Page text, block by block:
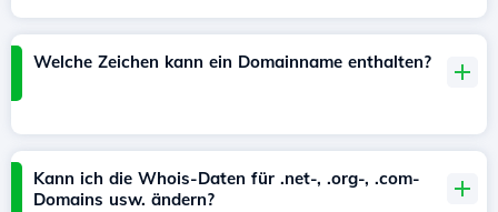
Welche Zeichen kann ein Domainname enthalten?
Kann ich die Whois-Daten für .net-, .org-, .com-
Domains usw. ändern?